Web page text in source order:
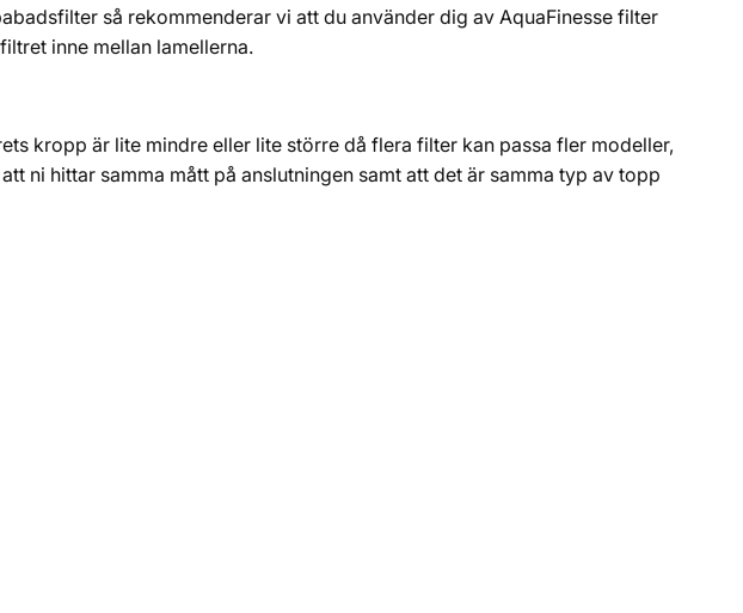
så rekommenderar vi att du använder dig av AquaFinesse filter
inne mellan lamellerna.
kropp är lite mindre eller lite större då flera filter kan passa fler modeller,
ni hittar samma mått på anslutningen samt att det är samma typ av topp